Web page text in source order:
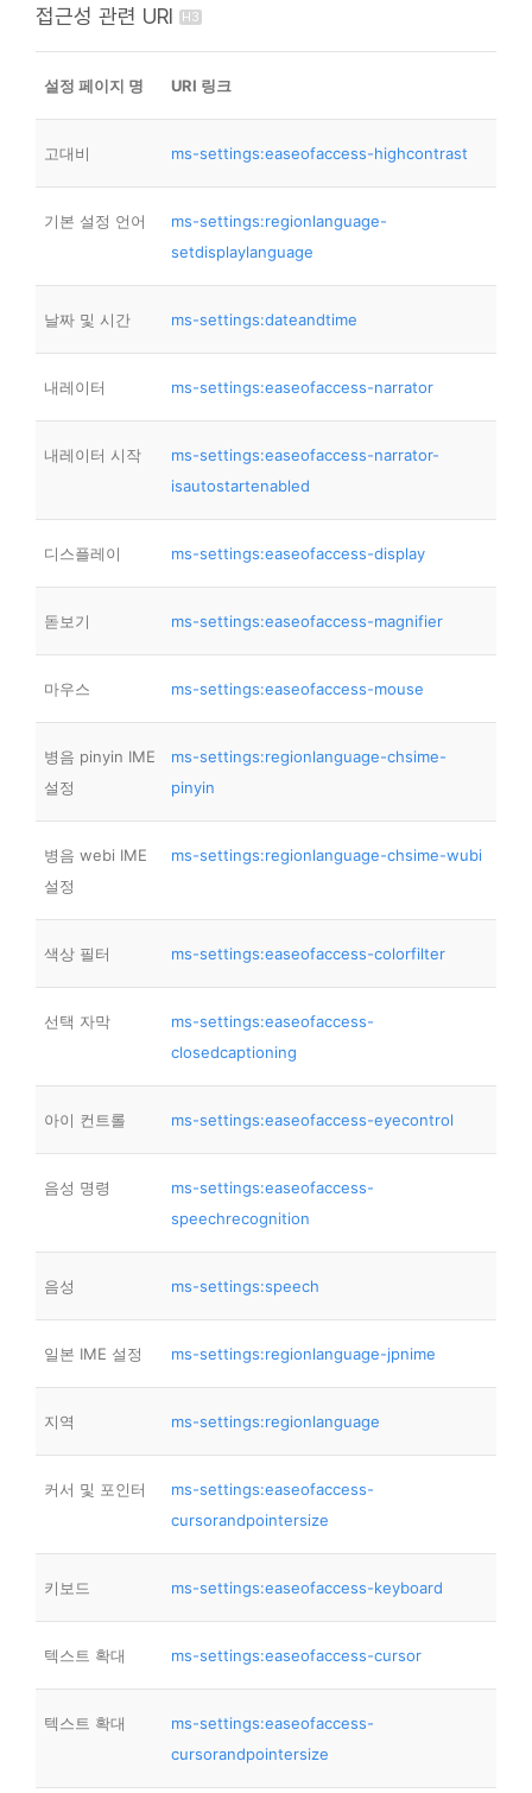
접근성 관련 URI
설정 페이지 명 URI 링크
고대비 ms-settings:easeofaccess-highcontrast
기본 설정 언어
ms-settings:regionlanguage-
setdisplaylanguage
날짜 및 시간 ms-settings:dateandtime
내레이터 ms-settings:easeofaccess-narrator
내레이터 시작
ms-settings:easeofaccess-narrator-
isautostartenabled
디스플레이 ms-settings:easeofaccess-display
돋보기 ms-settings:easeofaccess-magnifier
마우스 ms-settings:easeofaccess-mouse
병음 pinyin IME
설정
ms-settings:regionlanguage-chsime-
pinyin
병음 webi IME
설정
ms-settings:regionlanguage-chsime-wubi
색상 필터 ms-settings:easeofaccess-colorfilter
선택 자막
ms-settings:easeofaccess-
closedcaptioning
아이 컨트롤 ms-settings:easeofaccess-eyecontrol
음성 명령
ms-settings:easeofaccess-
speechrecognition
음성 ms-settings:speech
일본 IME 설정 ms-settings:regionlanguage-jpnime
지역 ms-settings:regionlanguage
커서 및 포인터
ms-settings:easeofaccess-
cursorandpointersize
키보드 ms-settings:easeofaccess-keyboard
텍스트 확대 ms-settings:easeofaccess-cursor
텍스트 확대
ms-settings:easeofaccess-
cursorandpointersize